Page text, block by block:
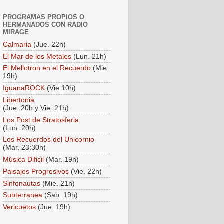
PROGRAMAS PROPIOS O
HERMANADOS CON RADIO
MIRAGE
Calmaria (Jue. 22h)
El Mar de los Metales (Lun. 21h)
El Mellotron en el Recuerdo (Mie.
19h)
IguanaROCK (Vie 10h)
Libertonia
(Jue. 20h y Vie. 21h)
Los Post de Stratosferia
(Lun. 20h)
Los Recuerdos del Unicornio
(Mar. 23:30h)
Música Dificil (Mar. 19h)
Paisajes Progresivos (Vie. 22h)
Sinfonautas (Mie. 21h)
Subterranea (Sab. 19h)
Vericuetos (Jue. 19h)